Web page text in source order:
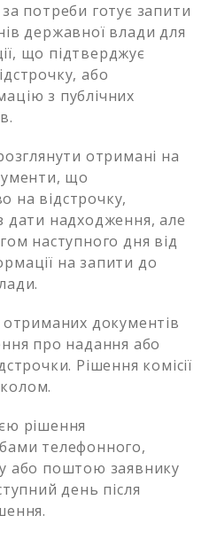
потреби готує запити
державної влади для
що підтверджує
або
з публічних
отримані на
що
на відстрочку,
дати надходження, але
наступного дня від
на запити до
отриманих документів
про надання або
Рішення комісії
рішення
телефонного,
або поштою заявнику
день після